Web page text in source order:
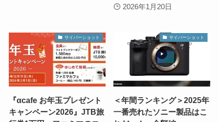
2026年1月20日
サイバーショット
『αcafe お年玉プレゼント
キャンペーン2026』JTB旅
サイバーショット
＜年間ランキング＞2025年
一番売れたソニー製品はこ